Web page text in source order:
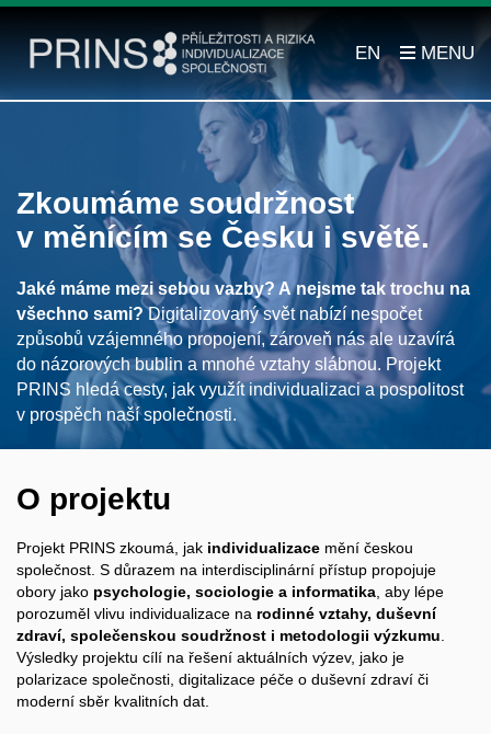
EN
Zkoumáme soudržnost
v měnícím se Česku i světě.
Jaké máme mezi sebou vazby? A nejsme tak trochu na
všechno sami?Digitalizovaný svět nabízí nespočet
způsobů vzájemného propojení, zároveň nás ale uzavírá
do názorových bublin a mnohé vztahy slábnou. Projekt
PRINS hledá cesty, jak využít individualizaci a pospolitost
v prospěch naší společnosti.
O projektu
Projekt PRINS zkoumá, jak individualizace mění českou
společnost. S důrazem na interdisciplinární přístup propojuje
obory jako psychologie, sociologie a informatika , aby lépe
porozuměl vlivu individualizace na rodinné vztahy, duševní
zdraví, společenskou soudržnost i metodologii výzkumu
Výsledky projektu cílí na řešení aktuálních výzev, jako je
polarizace společnosti, digitalizace péče o duševní zdraví či
moderní sběr kvalitních dat.